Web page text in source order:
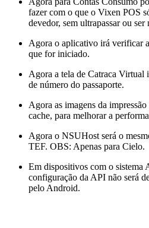
fazer com o que o Vixen POS
devedor, sem ultrapassar ou ser
Agora o aplicativo irá verificar
que for iniciado.
Agora a tela de Catraca
de número do passaporte.
Agora as imagens da
cache, para melhorar a
Agora o NSUHost será o
TEF. OBS: Apenas para Cielo.
Em dispositivos com o sistema
configuração da API não será
pelo Android.